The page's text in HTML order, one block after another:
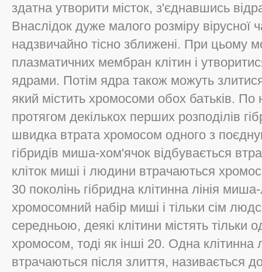
здатна утворити місток, з'єднавшись
Внаслідок дуже малого розміру вірусної
надзвичайно тісно зближені. При цьому
плазматичних мембран клітин і
ядрами. Потім ядра також можуть
який містить хромосоми обох батьків. По
протягом декількох перших розподілів
швидка втрата хромосом одного з
гібридів миша-хом'ячок відбувається
кліток миші і людини втрачаються
30 поколінь гібридна клітинна лінія
хромосомний набір миші і тільки сім
середньою, деякі клітини містять тільки
хромосом, тоді як інші 20. Одна клітинна
втрачаються після злиття, називається